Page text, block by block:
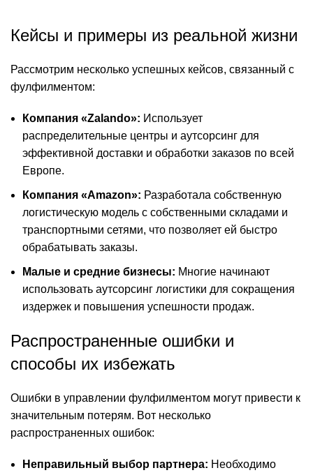
Кейсы и примеры из реальной жизни
Рассмотрим несколько успешных кейсов, связанный с
фулфилментом:
Компания «Zalando»: Использует
распределительные центры и аутсорсинг для
эффективной доставки и обработки заказов по всей
Европе.
Компания «Amazon»: Разработала собственную
логистическую модель с собственными складами и
транспортными сетями, что позволяет ей быстро
обрабатывать заказы.
Малые и средние бизнесы: Многие начинают
использовать аутсорсинг логистики для сокращения
издержек и повышения успешности продаж.
Распространенные ошибки и
способы их избежать
Ошибки в управлении фулфилментом могут привести к
значительным потерям. Вот несколько
распространенных ошибок:
Неправильный выбор партнера: Необходимо